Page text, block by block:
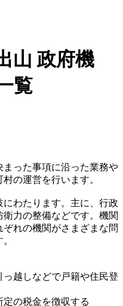
山 政府機
覧
った事項に沿った業務や
の運営を行います。
わたります。主に、行政
力の整備などです。機関
れの機関がさまざまな問
越しなどで戸籍や住民登
の税金を徴収する